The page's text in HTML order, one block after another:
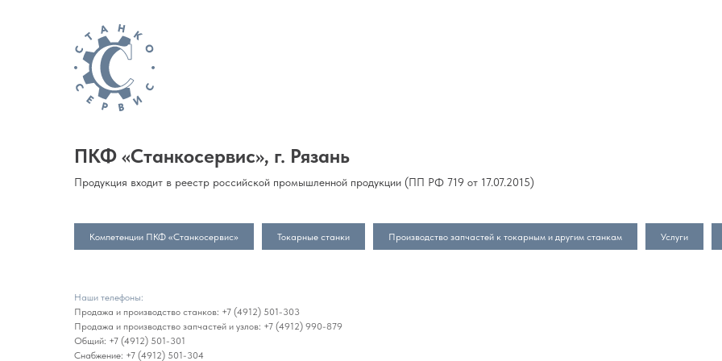
ПКФ «Станкосервис», г. Рязань
Продукция входит в реестр российской промышленной продукции (ПП РФ 719 от 17.07.2015)
Компетенции ПКФ «Станкосервис» Токарные станки Производство запчастей к токарным и другим станкам Услуги
Наши телефоны:
Продажа и производство станков: +7 (4912) 501-303
Продажа и производство запчастей и узлов: +7 (4912) 990-879
Общий: +7 (4912) 501-301
Снабжение: +7 (4912) 501-304